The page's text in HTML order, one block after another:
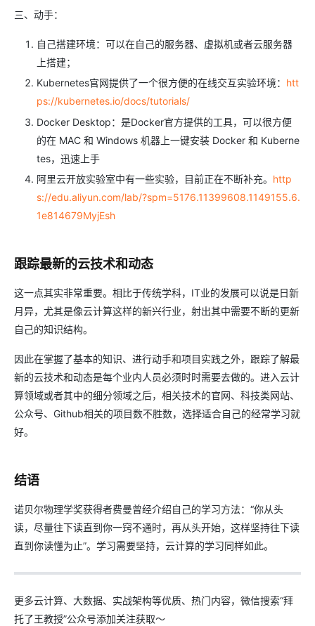
三、动手：
自己搭建环境：可以在自己的服务器、虚拟机或者云服务器
上搭建；
Kubernetes官网提供了一个很方便的在线交互实验环境： htt
ps://kubernetes.io/docs/tutorials/
Docker Desktop：是Docker官方提供的工具，可以很方便
的在 MAC 和 Windows 机器上一键安装 Docker 和 Kuberne
tes，迅速上手
阿里云开放实验室中有一些实验，目前正在不断补充。 http
s://edu.aliyun.com/lab/?spm=5176.11399608.1149155.6.
1e814679MyjEsh
跟踪最新的云技术和动态
这一点其实非常重要。相比于传统学科，IT业的发展可以说是日新
月异，尤其是像云计算这样的新兴行业，射出其中需要不断的更新
自己的知识结构。
因此在掌握了基本的知识、进行动手和项目实践之外，跟踪了解最
新的云技术和动态是每个业内人员必须时时需要去做的。进入云计
算领域或者其中的细分领域之后，相关技术的官网、科技类网站、
公众号、Github相关的项目数不胜数，选择适合自己的经常学习就
好。
结语
诺贝尔物理学奖获得者费曼曾经介绍自己的学习方法：“你从头
读，尽量往下读直到你一窍不通时，再从头开始，这样坚持往下读
直到你读懂为止”。学习需要坚持，云计算的学习同样如此。
更多云计算、大数据、实战架构等优质、热门内容，微信搜索“拜
托了王教授”公众号添加关注获取～